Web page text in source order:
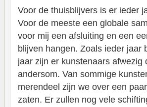
Voor de thuisblijvers is er ieder
Voor de meeste een globale
voor mij een afsluiting en een
blijven hangen. Zoals ieder jaar
jaar zijn er kunstenaars
andersom. Van sommige
merendeel zijn we over een
zaten. Er zullen nog vele